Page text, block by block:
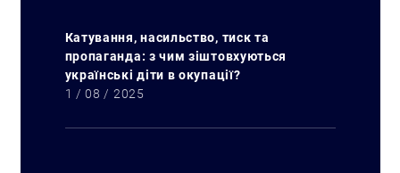
Катування, насильство, тиск та
пропаганда: з чим зіштовхуються
українські діти в окупації?
1 / 08 / 2025